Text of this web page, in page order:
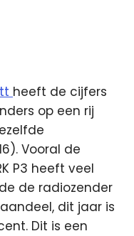
heeft de cijfers
op een rij
Vooral de
P3 heeft veel
de radiozender
dit jaar is
Dit is een